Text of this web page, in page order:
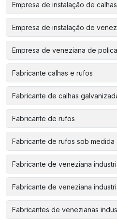
Empresa de instalação de calhas
Empresa de instalação de
Empresa de veneziana de
Fabricante calhas e rufos
Fabricante de calhas
Fabricante de rufos
Fabricante de rufos sob medida
Fabricante de veneziana
Fabricante de veneziana
Fabricantes de venezianas